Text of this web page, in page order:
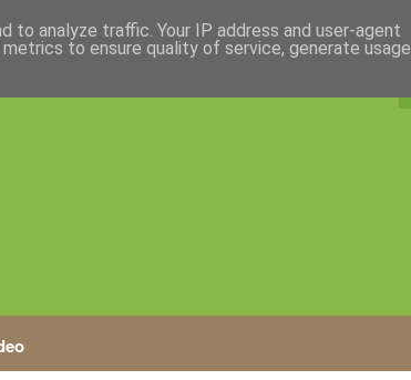
to analyze traffic. Your IP address and user-agent
to ensure quality of service, generate usage